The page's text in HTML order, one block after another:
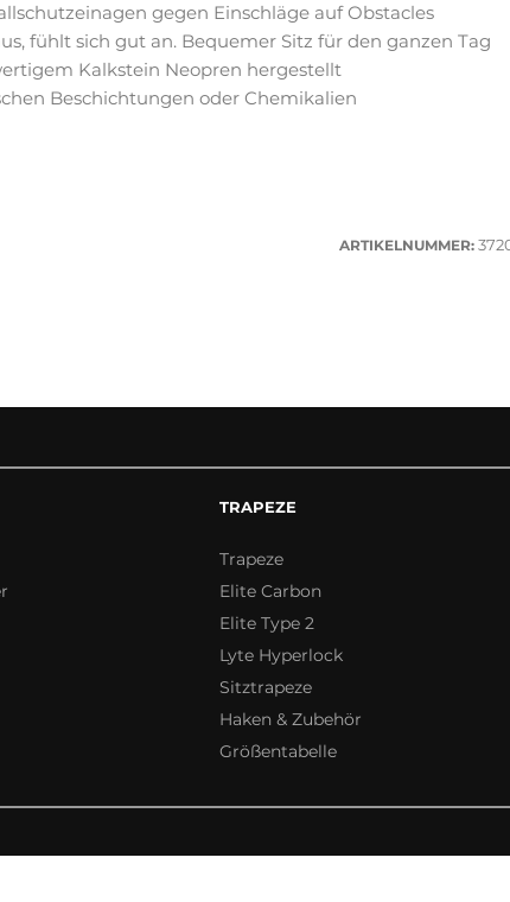
gegen Einschläge auf Obstacles
fühlt sich gut an. Bequemer Sitz für den ganzen Tag
Kalkstein Neopren hergestellt
Beschichtungen oder Chemikalien
ARTIKELNUMMER:
TRAPEZE
Trapeze
Elite Carbon
Elite Type 2
Lyte Hyperlock
Sitztrapeze
Haken & Zubehör
Größentabelle